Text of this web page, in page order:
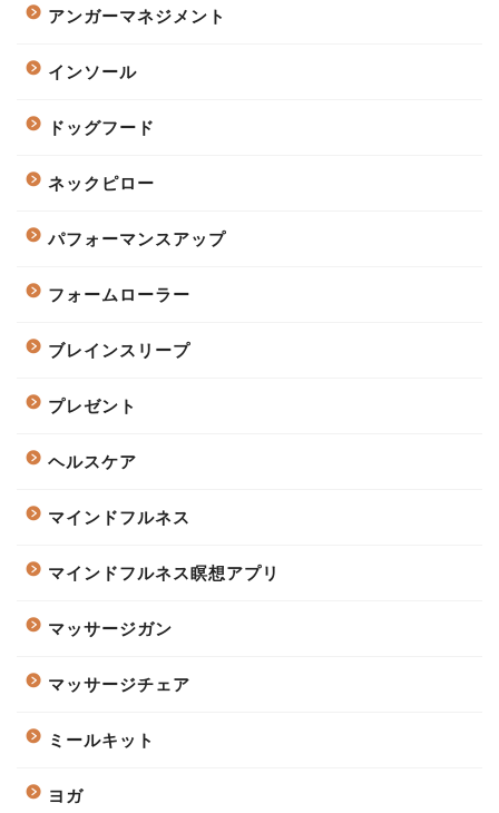
アンガーマネジメント
インソール
ドッグフード
ネックピロー
パフォーマンスアップ
フォームローラー
ブレインスリープ
プレゼント
ヘルスケア
マインドフルネス
マインドフルネス瞑想アプリ
マッサージガン
マッサージチェア
ミールキット
ヨガ